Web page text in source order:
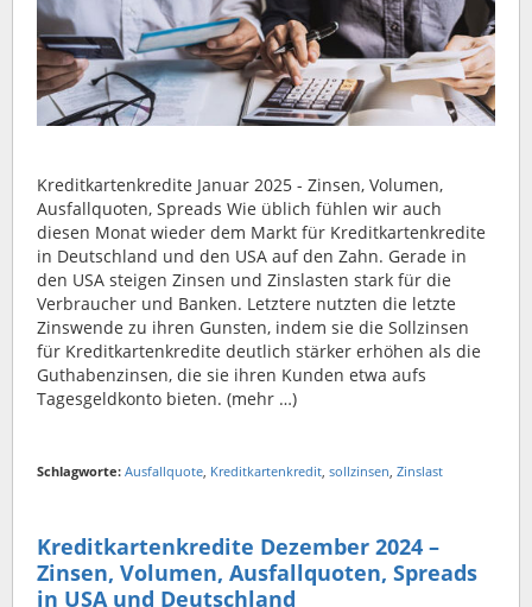
Kreditkartenkredite Januar 2025 - Zinsen, Volumen,
Ausfallquoten, Spreads Wie üblich fühlen wir auch
diesen Monat wieder dem Markt für Kreditkartenkredite
in Deutschland und den USA auf den Zahn. Gerade in
den USA steigen Zinsen und Zinslasten stark für die
Verbraucher und Banken. Letztere nutzten die letzte
Zinswende zu ihren Gunsten, indem sie die Sollzinsen
für Kreditkartenkredite deutlich stärker erhöhen als die
Guthabenzinsen, die sie ihren Kunden etwa aufs
Tagesgeldkonto bieten. (mehr …)
Schlagworte: Ausfallquote Kreditkartenkredit sollzinsen Zinslast
Kreditkartenkredite Dezember 2024 –
Zinsen, Volumen, Ausfallquoten, Spreads
in USA und Deutschland